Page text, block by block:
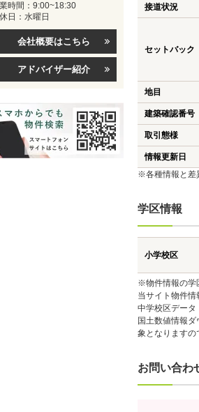
接道状況
セットバック
地目
建築確認番号
取引態様
情報更新日
※各種情報と差
学区情報
小学校区
※物件情報の学
当サイト物件
中学校区デー
国土数値情報
象となりますの
お問い合わ
時間：9:00~18:30
日：水曜日
会社概要はこちら
アドバイザー紹介